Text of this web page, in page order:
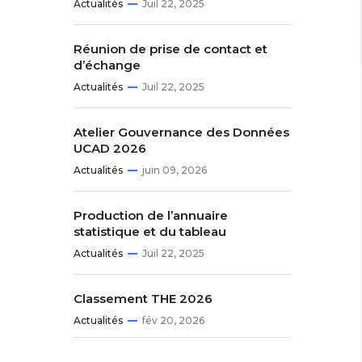
Actualités Juil 22, 2025
Réunion de prise de contact et
d’échange
Actualités Juil 22, 2025
Atelier Gouvernance des Données
UCAD 2026
Actualités juin 09, 2026
Production de l’annuaire
statistique et du tableau
Actualités Juil 22, 2025
Classement THE 2026
Actualités fév 20, 2026